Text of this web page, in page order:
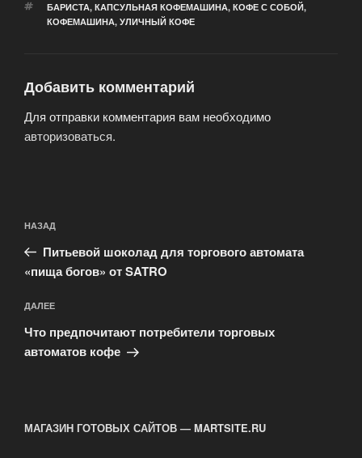
МЕТКИ
БАРИСТА, КАПСУЛЬНАЯ КОФЕМАШИНА, КОФЕ С СОБОЙ,
КОФЕМАШИНА, УЛИЧНЫЙ КОФЕ
Добавить комментарий
Для отправки комментария вам необходимо
авторизоваться.
по
записям
Предыдущая
запись:
НАЗАД
Питьевой шоколад для торгового автомата
«пища богов» от SATRO
Следующая
запись
ДАЛЕЕ
Что предпочитают потребители торговых
автоматов кофе
МАГАЗИН ГОТОВЫХ САЙТОВ — MARTSITE.RU